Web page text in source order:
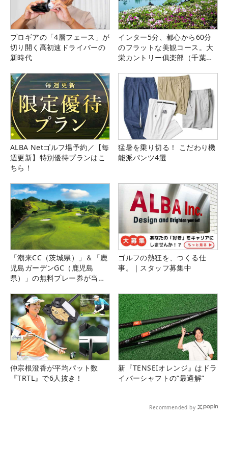
プロギアの「4層フェース」が
切り開く高初速ドライバーの
新時代
インター5分、都心から60分
のフラットな美観コース。大
栄カントリー俱楽部（千葉
ALBA Netゴルフ場予約／【毎
週更新】特別優待プランはこ
ちら！
猛暑を乗り切る！ こだわり機
能派パンツ4選
「潮来CC（茨城県）」＆「鹿
児島ガーデンGC（鹿児島
県）」の無料プレー券が当た
ゴルフの熱狂を、つくる仕
事。｜スタッフ募集中
仲宗根澄香が平均パット数
『TRTL』で6人抜き！
新『TENSEIオレンジ』はドラ
イバーシャフトの“最適解”
Recommended by